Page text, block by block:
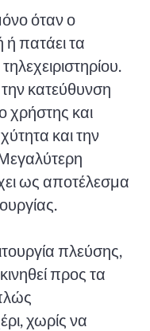
όταν ο
ή πατάει τα
κατεύθυνση
χρήστης και
και την
ως αποτέλεσμα
πλεύσης,
προς τα
χωρίς να